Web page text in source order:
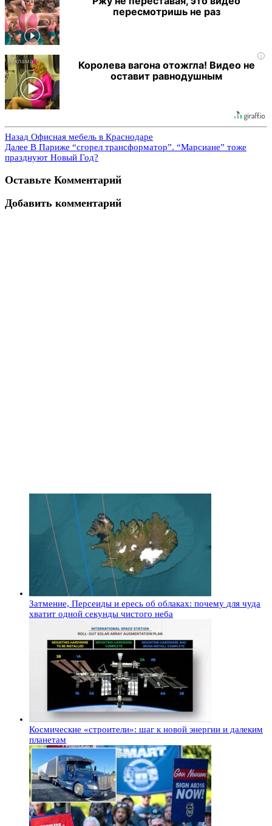
пересмотришь не раз
i
Королева вагона отожгла! Видео не
оставит равнодушным
Назад Офисная мебель в Краснодаре
Далее В Париже “сгорел трансформатор”. “Марсиане” тоже
празднуют Новый Год?
Оставьте Комментарий
Добавить комментарий
Затмение, Персеиды и ересь об облаках: почему для чуда
хватит одной секунды чистого неба
Космические «строители»: шаг к новой энергии и далеким
планетам